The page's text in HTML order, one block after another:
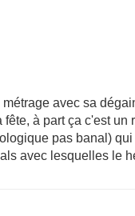
avec sa
à part ça c'est un
pas banal)
avec lesquelles le